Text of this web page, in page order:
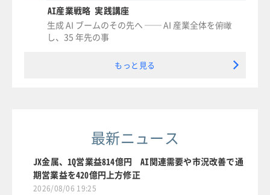
AI産業戦略 実践講座
生成 AI ブームのその先へ ── AI 産業全体を俯瞰
し、35 年先の事
もっと見る
最新ニュース
JX金属、1Q営業益814億円 AI関連需要や市況改善で通
期営業益を420億円上方修正
2026/08/06 19:25